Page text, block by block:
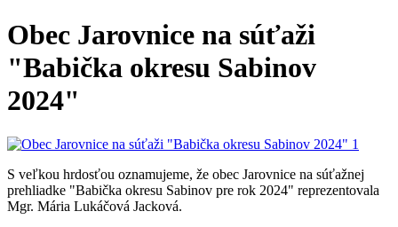
Obec Jarovnice na súťaži
"Babička okresu Sabinov
2024"
S veľkou hrdosťou oznamujeme, že obec Jarovnice na súťažnej
prehliadke "Babička okresu Sabinov pre rok 2024" reprezentovala
Mgr. Mária Lukáčová Jacková.